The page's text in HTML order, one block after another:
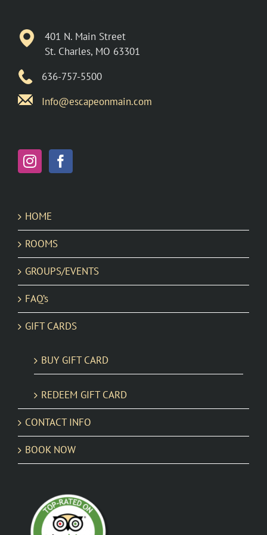
401 N. Main Street
St. Charles, MO 63301
636-757-5500
Info@escapeonmain.com
HOME
ROOMS
GROUPS/EVENTS
FAQ’s
GIFT CARDS
BUY GIFT CARD
REDEEM GIFT CARD
CONTACT INFO
BOOK NOW